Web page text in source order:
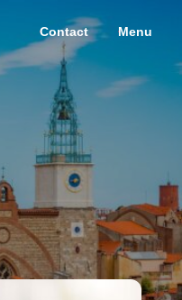
Contact Menu